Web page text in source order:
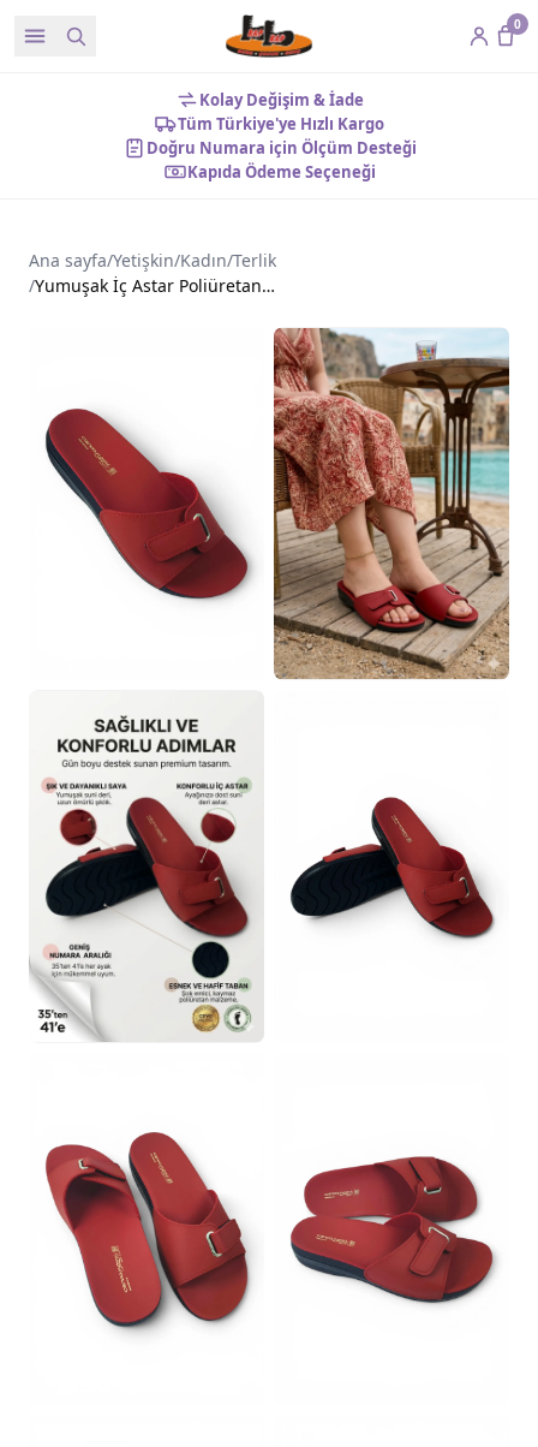
0
Kolay Değişim & İade
Tüm Türkiye'ye Hızlı Kargo
Doğru Numara için Ölçüm Desteği
Kapıda Ödeme Seçeneği
Ana sayfa/Yetişkin/Kadın/Terlik
/
Yumuşak İç Astar Poliüretan Taban Kadın Terlik Kırmızı